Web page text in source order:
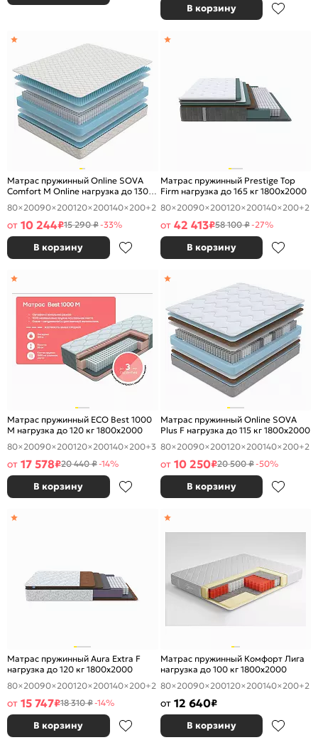
В корзину
Матрас пружинный Online SOVA
Comfort M Online нагрузка до 130
кг 1800x2000
80×20090×200120×200140×200+2
от 10 244₽15 290 ₽-33%
В корзину
Матрас пружинный Prestige Top
Firm нагрузка до 165 кг 1800x2000
80×20090×200120×200140×200+2
от 42 413₽58 100 ₽-27%
В корзину
Матрас пружинный ECO Best 1000
M нагрузка до 120 кг 1800x2000
80×20090×200120×200140×200+3
от 17 578₽20 440 ₽-14%
В корзину
Матрас пружинный Online SOVA
Plus F нагрузка до 115 кг 1800x2000
80×20090×200120×200140×200+2
от 10 250₽20 500 ₽-50%
В корзину
Матрас пружинный Aura Extra F
нагрузка до 120 кг 1800x2000
80×20090×200120×200140×200+2
от 15 747₽18 310 ₽-14%
В корзину
Матрас пружинный Комфорт Лига
нагрузка до 100 кг 1800x2000
80×20090×200120×200140×200+2
от 12 640₽
В корзину